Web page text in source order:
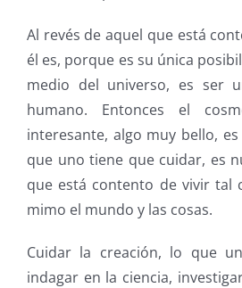
Al revés de aquel que está
él es, porque es su única
medio del universo, es ser
humano. Entonces el
interesante, algo muy bello,
que uno tiene que cuidar, es
que está contento de vivir tal
mimo el mundo y las cosas.
Cuidar la creación, lo que
indagar en la ciencia,